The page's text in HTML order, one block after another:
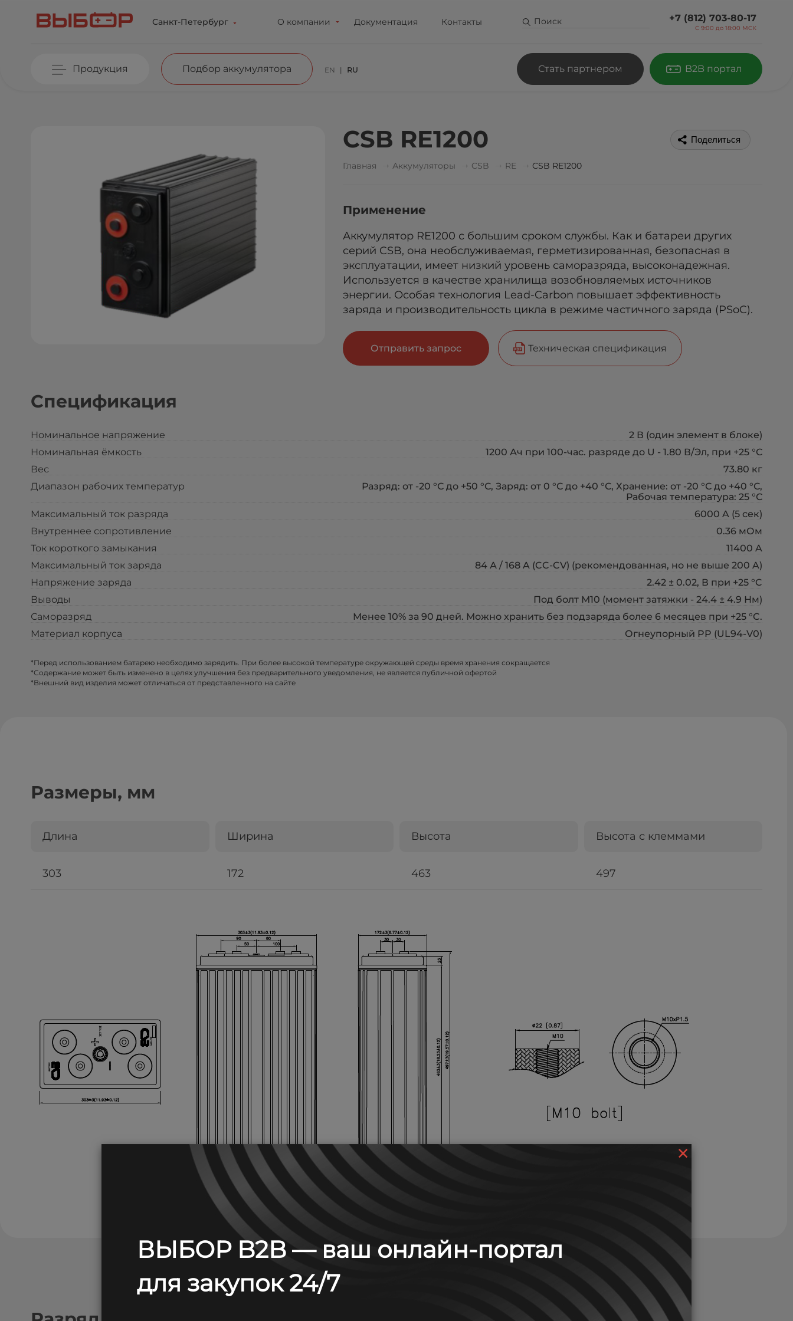
Санкт-Петербург О компании Документация Контакты +7 (812) 703-80-17
С 9:00 до 18:00 МСК
Продукция Подбор аккумулятора EN RU Стать партнером B2B портал
CSB RE1200 Поделиться
Главная Аккумуляторы CSB RE CSB RE1200
Применение
Аккумулятор RE1200 с большим сроком службы. Как и батареи других
серий CSB, она необслуживаемая, герметизированная, безопасная в
эксплуатации, имеет низкий уровень саморазряда, высоконадежная.
Используется в качестве хранилища возобновляемых источников
энергии. Особая технология Lead-Carbon повышает эффективность
заряда и производительность цикла в режиме частичного заряда (PSoC).
Отправить запрос Техническая спецификация
Спецификация
Номинальное напряжение
2 В (один элемент в блоке)
Номинальная ёмкость
1200 Ач при 100-час. разряде до U - 1.80 В/Эл, при +25 °С
Вес
73.80 кг
Диапазон рабочих температур
Разряд: от -20 °С до +50 °С, Заряд: от 0 °С до +40 °С, Хранение: от -20 °С до +40 °С,
Рабочая температура: 25 °С
Максимальный ток разряда
6000 A (5 сек)
Внутреннее сопротивление
0.36 мОм
Ток короткого замыкания
11400 A
Максимальный ток заряда
84 А / 168 A (CC-CV) (рекомендованная, но не выше 200 A)
Напряжение заряда
2.42 ± 0.02, В при +25 °C
Выводы
Под болт М10 (момент затяжки - 24.4 ± 4.9 Нм)
Саморазряд
Менее 10% за 90 дней. Можно хранить без подзаряда более 6 месяцев при +25 °C.
Материал корпуса
Огнеупорный PP (UL94-V0)
*Перед использованием батарею необходимо зарядить. При более высокой температуре окружающей среды время хранения сокращается
*Содержание может быть изменено в целях улучшения без предварительного уведомления, не является публичной офертой
*Внешний вид изделия может отличаться от представленного на сайте
Размеры, мм
Длина Ширина Высота Высота с клеммами
303 172 463 497
×
ВЫБОР B2B — ваш онлайн-портал
для закупок 24/7